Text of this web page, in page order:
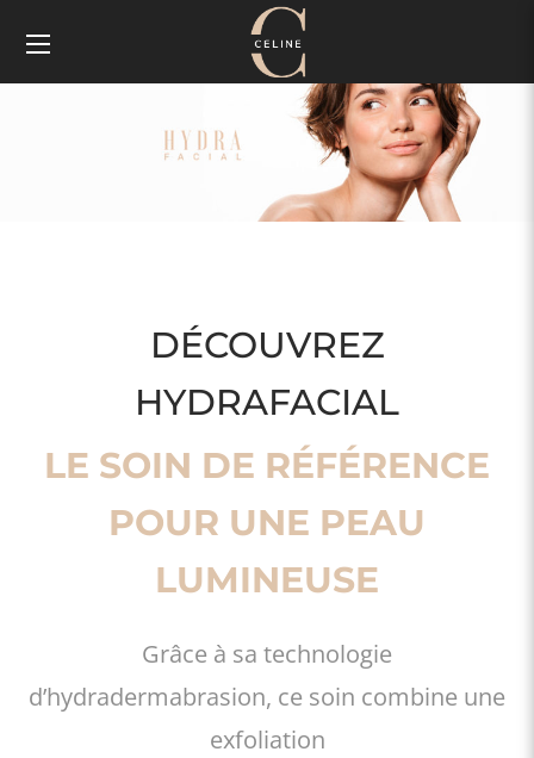
DÉCOUVREZ
HYDRAFACIAL
LE SOIN DE RÉFÉRENCE
POUR UNE PEAU
LUMINEUSE
Grâce à sa technologie
d’hydradermabrasion, ce soin combine une
exfoliation